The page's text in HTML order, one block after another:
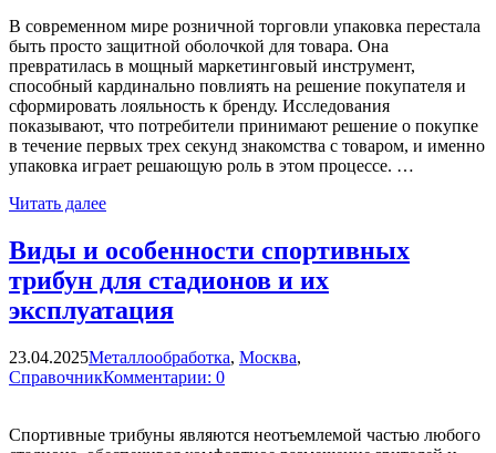
В современном мире розничной торговли упаковка перестала
быть просто защитной оболочкой для товара. Она
превратилась в мощный маркетинговый инструмент,
способный кардинально повлиять на решение покупателя и
сформировать лояльность к бренду. Исследования
показывают, что потребители принимают решение о покупке
в течение первых трех секунд знакомства с товаром, и именно
упаковка играет решающую роль в этом процессе. …
Читать далее
Виды и особенности спортивных
трибун для стадионов и их
эксплуатация
23.04.2025Металлообработка, Москва,
СправочникКомментарии: 0
Спортивные трибуны являются неотъемлемой частью любого